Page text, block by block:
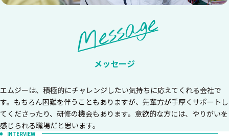
Message
メッセージ
エムジーは、積極的にチャレンジしたい気持ちに応えてくれる会社で
す。もちろん困難を伴うこともありますが、先輩方が手厚くサポートし
てくださったり、研修の機会もあります。意欲的な方には、やりがいを
感じられる職場だと思います。
INTERVIEW